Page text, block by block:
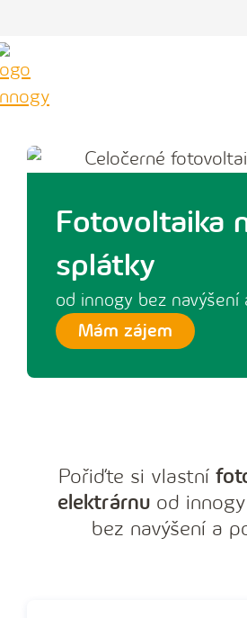
Fotovoltaika
splátky
od innogy bez navýšení
Mám zájem
Pořiďte si vlastní
elektrárnuod innogy
bez navýšení a